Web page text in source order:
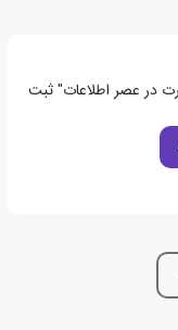
در عصر اطلاعات" ثبت